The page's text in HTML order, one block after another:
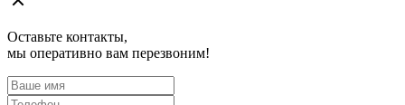
Оставьте контакты,
мы оперативно вам перезвоним!